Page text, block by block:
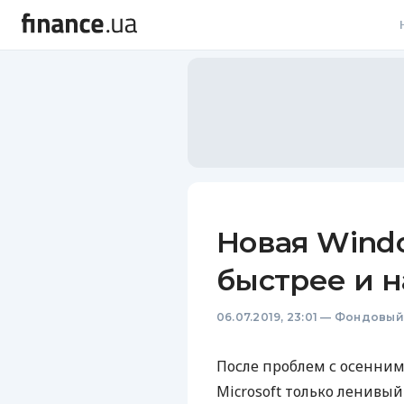
Новая
быстрее и
06.07.2019, 23:01 —
После проблем с
Microsoft только